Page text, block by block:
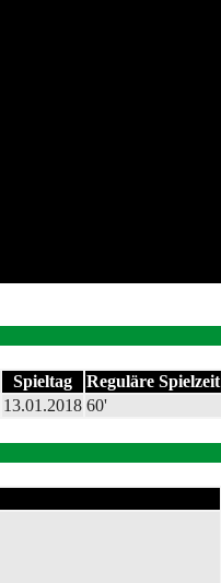
Spieltag
Reguläre Spielzeit
13.01.2018 60'